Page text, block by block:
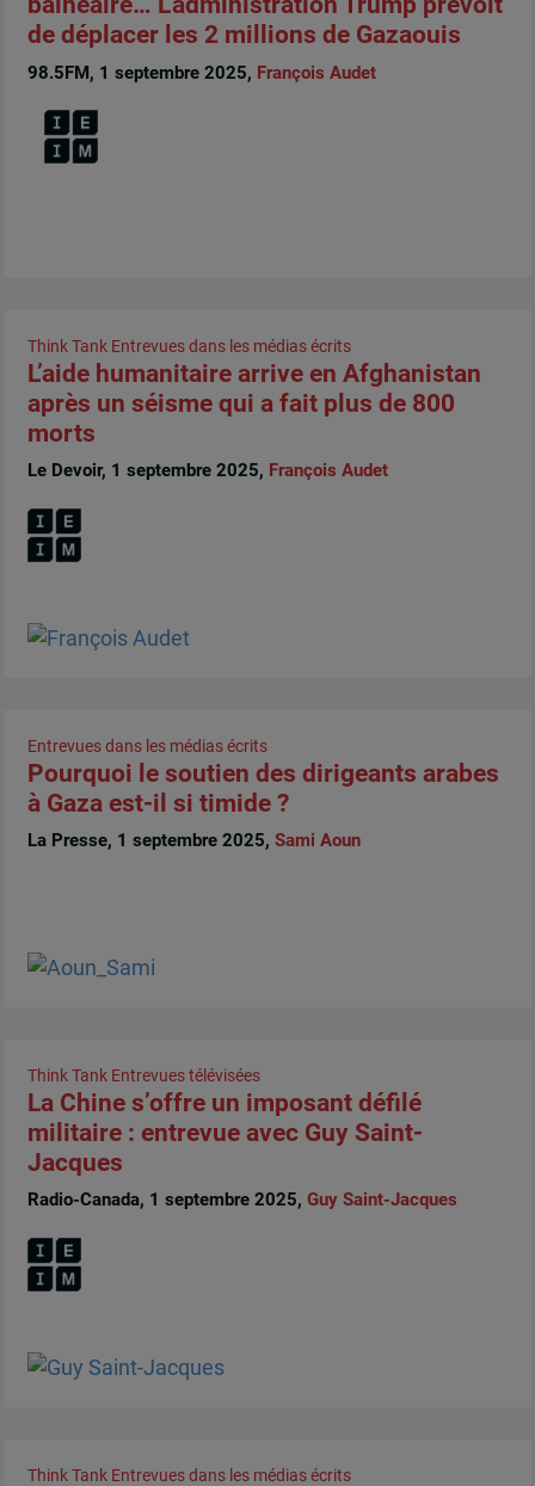
de déplacer les 2 millions de Gazaouis
98.5FM, 1 septembre 2025, François Audet
Think Tank Entrevues dans les médias écrits
L’aide humanitaire arrive en Afghanistan
après un séisme qui a fait plus de 800
morts
Le Devoir, 1 septembre 2025, François Audet
Entrevues dans les médias écrits
Pourquoi le soutien des dirigeants arabes
à Gaza est-il si timide ?
La Presse, 1 septembre 2025, Sami Aoun
Think Tank Entrevues télévisées
La Chine s’offre un imposant défilé
militaire : entrevue avec Guy Saint-
Jacques
Radio-Canada, 1 septembre 2025, Guy Saint-Jacques
Think Tank Entrevues dans les médias écrits